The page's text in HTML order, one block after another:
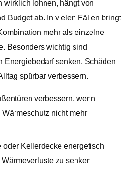
wirklich lohnen, hängt von
Budget ab. In vielen Fällen bringt
mehr als einzelne
Besonders wichtig sind
Energiebedarf senken, Schäden
spürbar verbessern.
verbessern, wenn
Wärmeschutz nicht mehr
oder Kellerdecke energetisch
zu senken